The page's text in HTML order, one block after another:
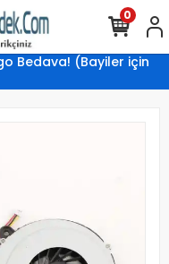
Bedava! (Bayiler için
0